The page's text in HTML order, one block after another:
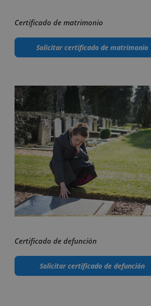
Certificado de matrimonio
Solicitar certificado de matrimonio
Certificado de defunción
Solicitar certificado de defunción